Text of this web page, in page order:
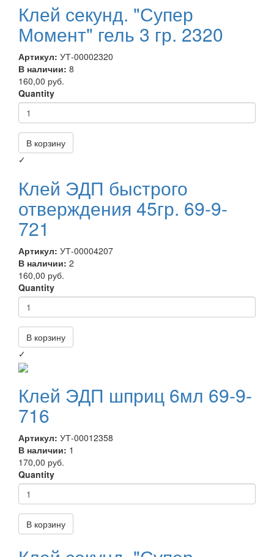
Клей секунд. "Супер
Момент" гель 3 гр. 2320
Артикул: УТ-00002320
В наличии: 8
160,00 руб.
Quantity
В корзину
✓
Клей ЭДП быстрого
отверждения 45гр. 69-9-
721
Артикул: УТ-00004207
В наличии: 2
160,00 руб.
Quantity
В корзину
✓
Клей ЭДП шприц 6мл 69-9-
716
Артикул: УТ-00012358
В наличии: 1
170,00 руб.
Quantity
В корзину